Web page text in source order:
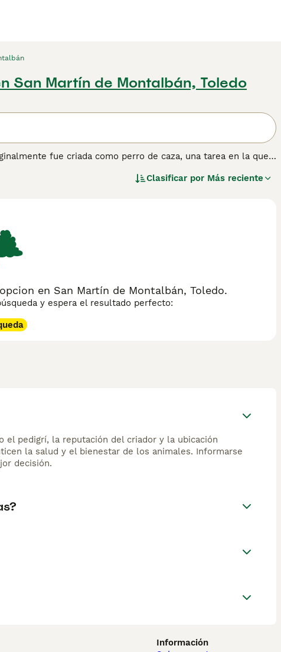
San Martín de Montalbán, Toledo
fue criada como perro de caza, una tarea en la que
encantadora y el hecho de que son especialmente
Clasificar por Más reciente
en San Martín de Montalbán, Toledo.
y espera el resultado perfecto:
el pedigrí, la reputación del criador y la ubicación
la salud y el bienestar de los animales. Informarse
decisión.
Información